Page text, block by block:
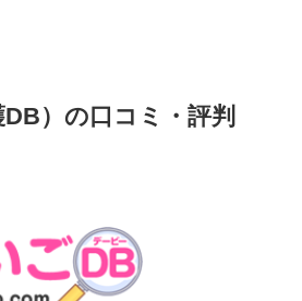
）の口コミ・評判